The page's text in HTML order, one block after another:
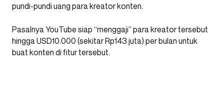
pundi-pundi uang para kreator konten.
Pasalnya YouTube siap “menggaji” para kreator tersebut
hingga USD10.000 (sekitar Rp143 juta) per bulan untuk
buat konten di fitur tersebut.